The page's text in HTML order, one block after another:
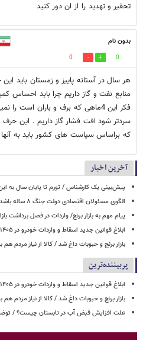
تحقیر و تهدید را از ان دور کنید
بدون نام
0
0
هر سال در آستانه پاییز و زمستان باید
فکر این 4ماهی که برف و باران است
سردتر شود افت فشار گاز داریم . این
که براساس سیاست های کشور باید به
آخرین اخبار
پیش‌بینی یک کارشناس / تورم تا پایان سال به
الگوی مسئولان اقتصادی دولت جنگ ۸ ساله باشد
پیام مهم به بازار برنج/ واردات در فصل برداشت
ابلاغ قوانین جدید اسقاط و واردات خودرو در ۱۴۰۵/ محدودیت تردد و سوخت‌رسانی به فرسوده‌ها
بازار برنج و حبوبات داغ شد / کالا از نیاز مردم
پربیننده‌ترین
ابلاغ قوانین جدید اسقاط و واردات خودرو در ۱۴۰۵/ محدودیت تردد و سوخت‌رسانی به فرسوده‌ها
بازار برنج و حبوبات داغ شد / کالا از نیاز مردم
علت افزایش قبض آب در تابستان چیست؟ /